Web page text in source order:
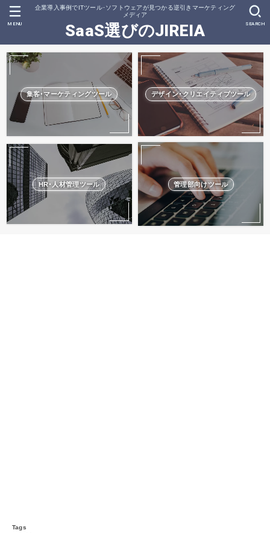
企業導入事例でITツール･ソフトウェアが見つかる逆引きマーケティング
メディア
SaaS選びのJIREIA SEARCH
MENU
集客･マーケティングツール デザイン･クリエイティブツール
HR･人材管理ツール 管理部向けツール